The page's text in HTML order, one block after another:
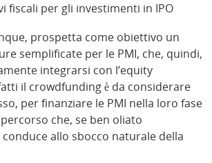
fiscali per gli investimenti in IPO
prospetta come obiettivo un
semplificate per le PMI, che, quindi,
integrarsi con l’equity
il crowdfunding è da considerare
per finanziare le PMI nella loro fase
che, se ben oliato
allo sbocco naturale della